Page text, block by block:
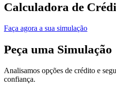
Calculadora de
Faça agora a sua simulação
Peça uma Simulação
Analisamos opções de crédito e
confiança.